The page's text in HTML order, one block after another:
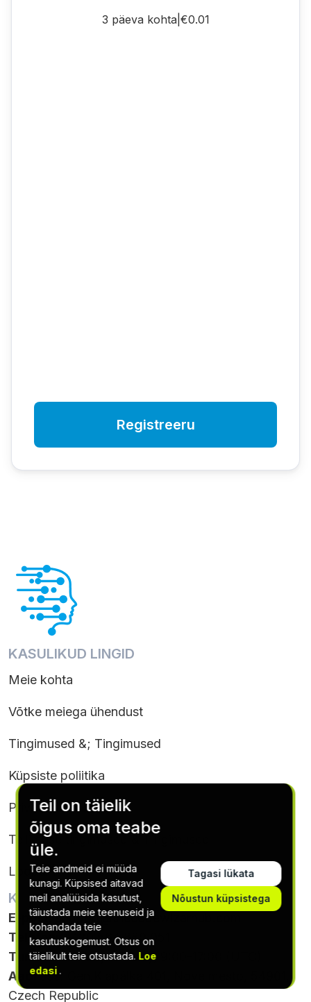
3 päeva kohta €0.01
Registreeru
KASULIKUD LINGID
Meie kohta
Võtke meiega ühendust
Tingimused &; Tingimused
Küpsiste poliitika
Privaatsuspoliitika
Tellimuse tingimused & Tingimused
Loobumine
KONTAKTANDMED
E-post:support@thecodewizarhub.com
Telefon: +420 564 880 051
Tunnid: Monday - Friday, 9:00-17:00 (UTC)
Aadress: Gen.Klapálka 401, Nove mesto, 54901,
Czech Republic
Teil on täielik
õigus oma teabe
üle.
Teie andmeid ei müüda
kunagi. Küpsised aitavad
meil analüüsida kasutust,
täiustada meie teenuseid ja
kohandada teie
kasutuskogemust. Otsus on
täielikult teie otsustada. Loe
edasi .
Tagasi lükata
Nõustun küpsistega